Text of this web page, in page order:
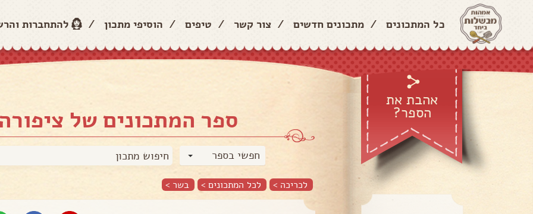
כל המתכונים / מתכונים חדשים / צור קשר / טיפים / הוסיפי מתכון / להתחברות
אהבת את
הספר? ספר המתכונים של
חפשי בספר
לכריכה > לכל המתכונים > בשר >